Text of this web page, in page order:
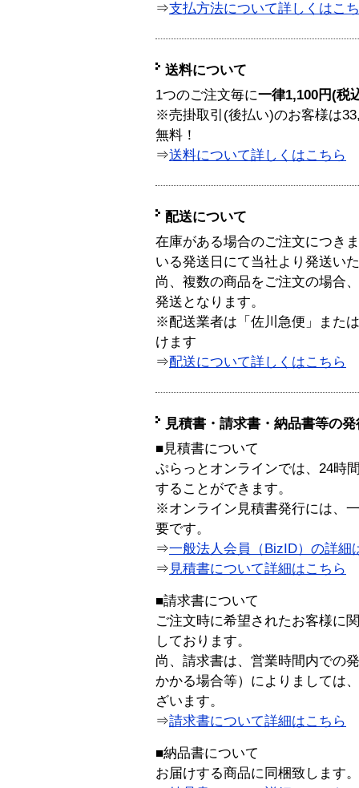
⇒支払方法について詳しくはこ
送料について
1つのご注文毎に一律1,100円(税
※売掛取引(後払い)のお客様は
無料！
⇒送料について詳しくはこちら
配送について
在庫がある場合のご注文につき
いる発送日にて当社より発送い
尚、複数の商品をご注文の場合
発送となります。
※配送業者は「佐川急便」また
けます
⇒配送について詳しくはこちら
見積書・請求書・納品書等の
■見積書について
ぷらっとオンラインでは、24時
することができます。
※オンライン見積書発行には、
要です。
⇒一般法人会員（BizID）の詳細
⇒ 見積書について詳細はこちら
■請求書について
ご注文時に希望されたお客様に
しております。
尚、請求書は、営業時間内での
かかる場合等）によりましては
ざいます。
⇒請求書について詳細はこちら
■納品書について
お届けする商品に同梱致します。